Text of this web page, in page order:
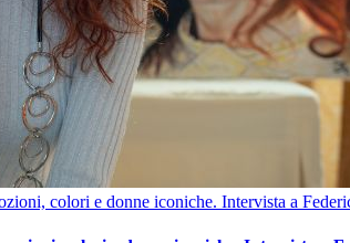
colori e donne iconiche. Intervista a